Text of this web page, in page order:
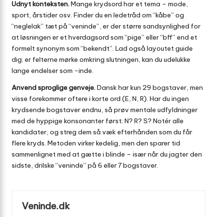
Udnyt konteksten.Mange krydsord har et tema – mode,
sport, årstider osv. Finder du en ledetråd om “kåbe” og
“neglelak” tæt på “veninde”, er der større sandsynlighed for
at løsningen er et hverdagsord som “pige” eller “bff” end et
formelt synonym som “bekendt”. Lad også layoutet guide
dig: er felterne mørke omkring slutningen, kan du udelukke
lange endelser som ­-inde.
Anvend sproglige genveje.Dansk har kun 29 bogstaver, men
visse forekommer oftere i korte ord (E, N, R). Har du ingen
krydsende bogstaver endnu, så prøv mentale udfyldninger
med de hyppige konsonanter først: N? R? S? Notér alle
kandidater, og stre­g dem så væk efterhånden som du får
flere kryds. Metoden virker kedelig, men den sparer tid
sammenlignet med at gætte i blinde – især når du jagter den
sidste, drilske “veninde” på 6 eller 7 bogstaver.
Veninde.dk